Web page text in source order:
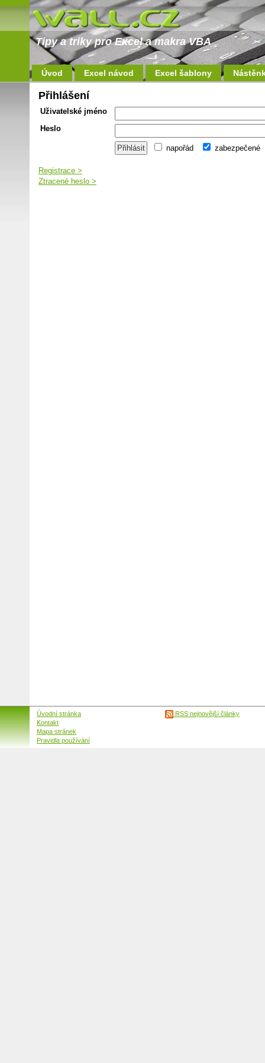
Tipy a triky pro Excel a makra VBA
Úvod Excel návod Excel šablony
Přihlášení
Uživatelské jméno
Heslo
napořád zabezpečené
Registrace >
Ztracené heslo >
Úvodní stránka
Kontakt
Mapa stránek
Pravidla používání
RSS nejnovější články